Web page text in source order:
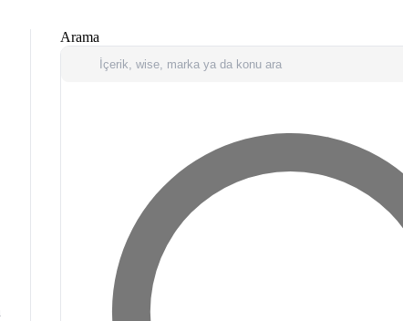
Arama